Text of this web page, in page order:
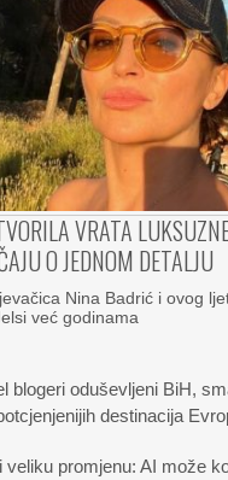
VRATA
O JEDNOM DETALJU
Nina Badrić i ovog
već godinama
blogeri oduševljeni BiH,
destinacija
veliku promjenu: AI može